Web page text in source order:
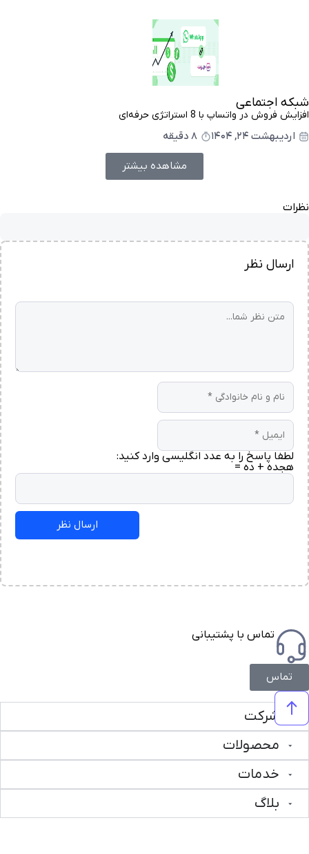
شبکه اجتماعی
افزایش فروش در واتساپ با 8 استراتژی حرفه‌ای
اردیبهشت ۲۴, ۱۴۰۴ 8 دقیقه
مشاهده بیشتر
نظرات
ارسال نظر
لطفا پاسخ را به عدد انگلیسی وارد کنید:
هجده + ده =
تماس با پشتیبانی
تماس
شرکت
محصولات
خدمات
بلاگ